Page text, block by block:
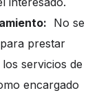
No se
prestar
servicios de
encargado